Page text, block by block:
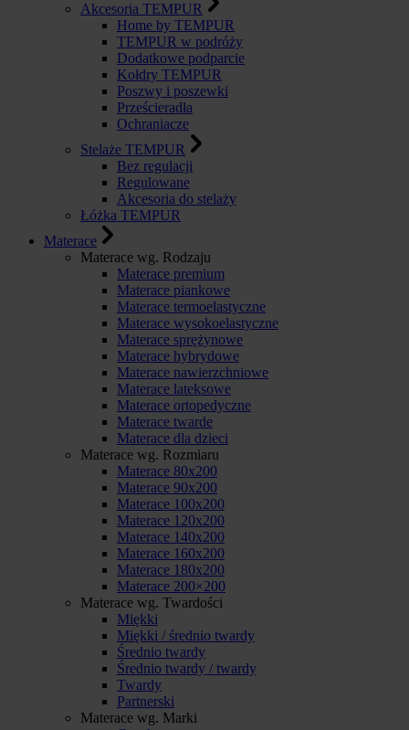
Akcesoria TEMPUR
Home by TEMPUR
TEMPUR w podróży
Dodatkowe podparcie
Kołdry TEMPUR
Poszwy i poszewki
Prześcieradła
Ochraniacze
Stelaże TEMPUR
Bez regulacji
Regulowane
Akcesoria do stelaży
Łóżka TEMPUR
Materace
Materace wg. Rodzaju
Materace premium
Materace piankowe
Materace termoelastyczne
Materace wysokoelastyczne
Materace sprężynowe
Materace hybrydowe
Materace nawierzchniowe
Materace lateksowe
Materace ortopedyczne
Materace twarde
Materace dla dzieci
Materace wg. Rozmiaru
Materace 80x200
Materace 90x200
Materace 100x200
Materace 120x200
Materace 140x200
Materace 160x200
Materace 180x200
Materace 200×200
Materace wg. Twardości
Miękki
Miękki / średnio twardy
Średnio twardy
Średnio twardy / twardy
Twardy
Partnerski
Materace wg. Marki